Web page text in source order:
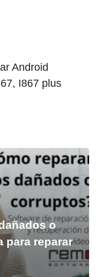
Android
I867 plus
o
para reparar